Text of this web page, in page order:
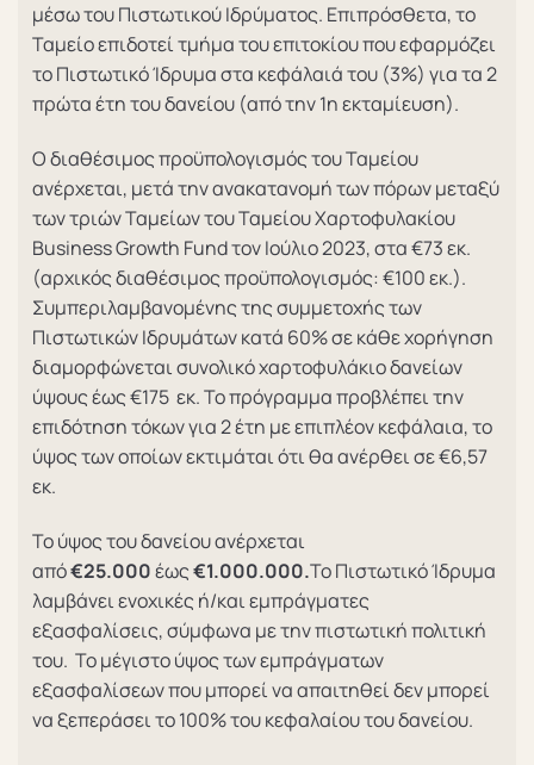
μέσω του Πιστωτικού Ιδρύματος. Επιπρόσθετα, το
Ταμείο επιδοτεί τμήμα του επιτοκίου που εφαρμόζει
το Πιστωτικό Ίδρυμα στα κεφάλαιά του (3%) για τα 2
πρώτα έτη του δανείου (από την 1η εκταμίευση).
Ο διαθέσιμος προϋπολογισμός του Ταμείου
ανέρχεται, μετά την ανακατανομή των πόρων μεταξύ
των τριών Ταμείων του Ταμείου Χαρτοφυλακίου
Business Growth Fund τον Ιούλιο 2023, στα €73 εκ.
(αρχικός διαθέσιμος προϋπολογισμός: €100 εκ.).
Συμπεριλαμβανομένης της συμμετοχής των
Πιστωτικών Ιδρυμάτων κατά 60% σε κάθε χορήγηση
διαμορφώνεται συνολικό χαρτοφυλάκιο δανείων
ύψους έως €175 εκ. Το πρόγραμμα προβλέπει την
επιδότηση τόκων για 2 έτη με επιπλέον κεφάλαια, το
ύψος των οποίων εκτιμάται ότι θα ανέρθει σε €6,57
εκ.
Το ύψος του δανείου ανέρχεται
από€25.000έως€1.000.000.Το Πιστωτικό Ίδρυμα
λαμβάνει ενοχικές ή/και εμπράγματες
εξασφαλίσεις, σύμφωνα με την πιστωτική πολιτική
του. Το μέγιστο ύψος των εμπράγματων
εξασφαλίσεων που μπορεί να απαιτηθεί δεν μπορεί
να ξεπεράσει το 100% του κεφαλαίου του δανείου.